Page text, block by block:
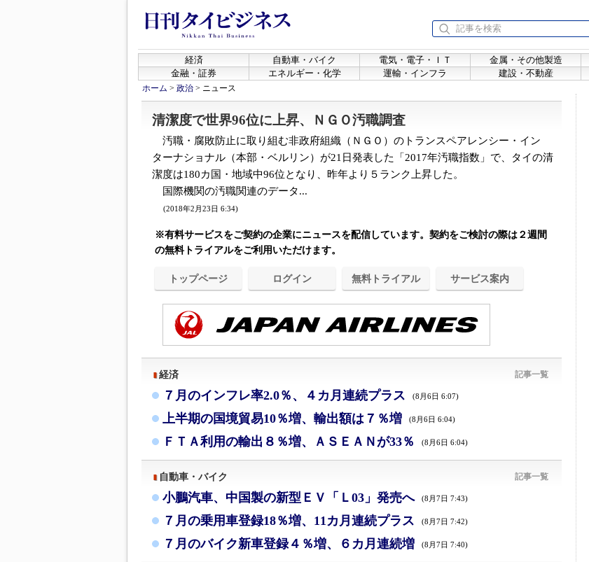
経済 自動車・バイク 電気・電子・ＩＴ 金属・その他製造
金融・証券
エネルギー・化学 運輸・インフラ 建設・不動産
ホーム > 政治 > ニュース
清潔度で世界96位に上昇、ＮＧＯ汚職調査
汚職・腐敗防止に取り組む非政府組織（ＮＧＯ）のトランスペアレンシー・イン
ターナショナル（本部・ベルリン）が21日発表した「2017年汚職指数」で、タイの清
潔度は180カ国・地域中96位となり、昨年より５ランク上昇した。
国際機関の汚職関連のデータ...
(2018年2月23日 6:34)
※有料サービスをご契約の企業にニュースを配信しています。契約をご検討の際は２週間
の無料トライアルをご利用いただけます。
トップページ ログイン 無料トライアル サービス案内
経済 記事一覧
７月のインフレ率2.0％、４カ月連続プラス (8月6日 6:07)
上半期の国境貿易10％増、輸出額は７％増 (8月6日 6:04)
ＦＴＡ利用の輸出８％増、ＡＳＥＡＮが33％ (8月6日 6:04)
自動車・バイク 記事一覧
小鵬汽車、中国製の新型ＥＶ「Ｌ03」発売へ (8月7日 7:43)
７月の乗用車登録18％増、11カ月連続プラス (8月7日 7:42)
７月のバイク新車登録４％増、６カ月連続増 (8月7日 7:40)